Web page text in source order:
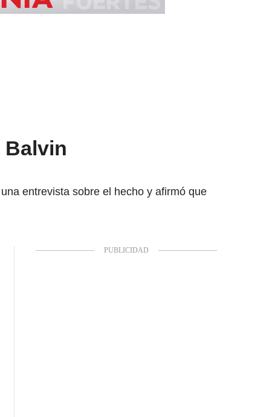
Balvin
entrevista sobre el hecho y afirmó que